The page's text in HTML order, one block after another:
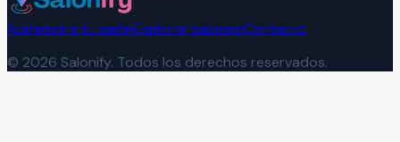
Administra tu salónExplorar salonesContacto
© 2026 Salonify. Todos los derechos reservados.